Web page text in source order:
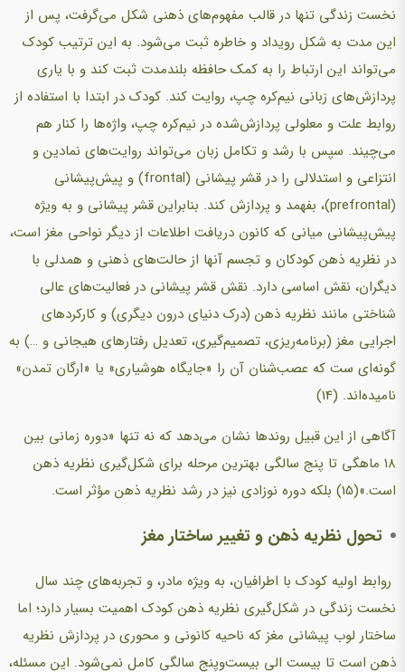
نخست زندگی تنها در قالب مفهوم‌های ذهنی شکل می‌گرفت، پس از
این مدت به شکل رویداد و خاطره ثبت می‌شود. به این ترتیب کودک
می‌تواند این ارتباط را به کمک حافظه بلندمدت ثبت کند و با یاری
پردازش‌های زبانی نیم‌کره چپ، روایت کند. کودک در ابتدا با استفاده از
روابط علت و معلولی پردازش‌شده در نیم‌کره چپ، واژه‌ها را کنار هم
می‌چیند. سپس با رشد و تکامل زبان می‌تواند روایت‌های نمادین و
انتزاعی و استدلالی را در قشر پیشانی (frontal) و پیش‌پیشانی
(prefrontal)، بفهمد و پردازش کند. بنابراین قشر پیشانی و به ویژه
پیش‌پیشانی میانی که کانون دریافت اطلاعات از دیگر نواحی مغز است،
در نظریه ذهن کودکان و تجسم آنها از حالت‌های ذهنی و همدلی با
دیگران، نقش اساسی دارد. نقش قشر پیشانی در فعالیت‌های عالی
شناختی مانند نظریه ذهن (درک دنیای درون دیگری) و کارکردهای
اجرایی مغز (برنامه‌ریزی، تصمیم‌گیری، تعدیل رفتارهای هیجانی و …) به
گونه‌ای ست که عصب‌شنان آن را «جایگاه هوشیاری» یا «ارگان تمدن»
نامیده‌اند. (14)
آگاهی از این قبیل روندها نشان می‌دهد که نه تنها «دوره زمانی بین
۱۸ ماهگی تا پنج سالگی بهترین مرحله برای شکل‌گیری نظریه ذهن
است.»(15) بلکه دوره نوزادی نیز در رشد نظریه ذهن مؤثر است.
تحول نظریه ذهن و تغییر ساختار مغز
روابط اولیه کودک با اطرافیان، به ویژه مادر، و تجربه‌های چند سال
نخست زندگی در شکل‌گیری نظریه ذهن کودک اهمیت بسیار دارد؛ اما
ساختار لوب پیشانی مغز که ناحیه کانونی و محوری در پردازش نظریه
ذهن است تا بیست الی بیست‌وپنج سالگی کامل نمی‌شود. این مسئله،